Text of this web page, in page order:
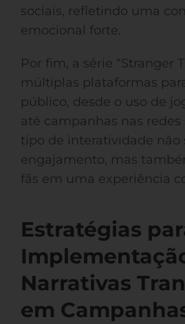
sociais, refletindo uma
emocional forte.
Por fim, a série “Stranger
múltiplas plataformas
público, desde o uso de
até campanhas nas redes
tipo de interatividade não
engajamento, mas
fãs em uma experiência
Estratégias
Narrativas
em